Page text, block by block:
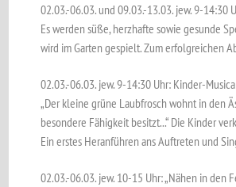
02.03.-06.03. und 09.03.-13.03. jew. 9-14:30
Es werden süße, herzhafte sowie gesunde
wird im Garten gespielt. Zum erfolgreichen
02.03.-06.03. jew. 9-14:30 Uhr: Kinder-
„Der kleine grüne Laubfrosch wohnt in den
besondere Fähigkeit besitzt...“ Die Kinder
Ein erstes Heranführen ans Auftreten und
02.03.-06.03. jew. 10-15 Uhr: „Nähen in den